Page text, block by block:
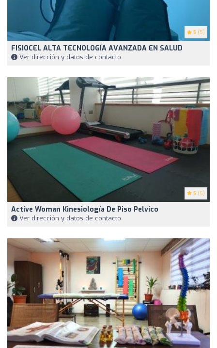
5 (5)
FISIOCEL ALTA TECNOLOGÍA AVANZADA EN SALUD
Ver dirección y datos de contacto
5 (5)
Active Woman Kinesiología De Piso Pelvico
Ver dirección y datos de contacto